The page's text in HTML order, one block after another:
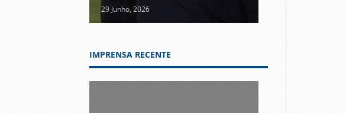
29 Junho, 2026
IMPRENSA RECENTE